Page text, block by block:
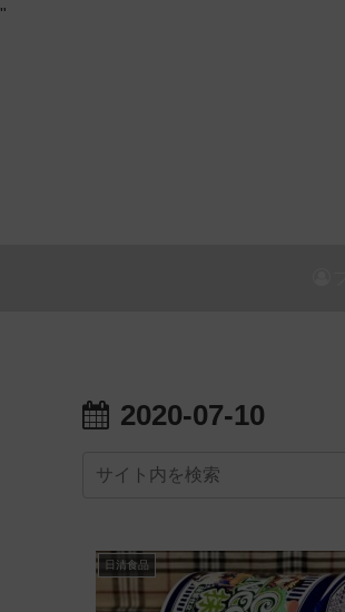
"
2020-07-10
日清食品